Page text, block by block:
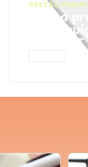
GESTÃO
Faça a
seu
ChatGPT